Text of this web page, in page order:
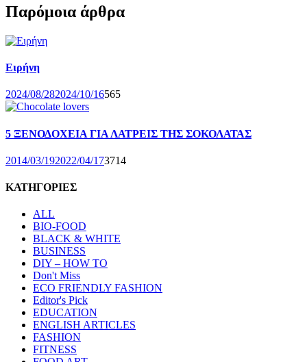
Παρόμοια άρθρα
Ειρήνη
2024/08/282024/10/16565
5 ΞΕΝΟΔΟΧΕΙΑ ΓΙΑ ΛΑΤΡΕΙΣ ΤΗΣ ΣΟΚΟΛΑΤΑΣ
2014/03/192022/04/173714
ΚΑΤΗΓΟΡΙΕΣ
ALL
BIO-FOOD
BLACK & WHITE
BUSINESS
DIY – HOW TO
Don't Miss
ECO FRIENDLY FASHION
Editor's Pick
EDUCATION
ENGLISH ARTICLES
FASHION
FITNESS